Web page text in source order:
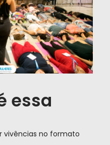
essa
vivências no formato